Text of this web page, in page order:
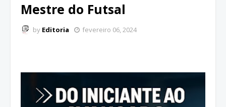
Mestre do Futsal
by Editoria fevereiro 06, 2024